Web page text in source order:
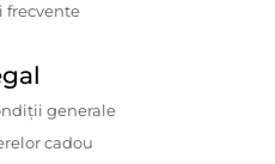
frecvente
generale
cadou